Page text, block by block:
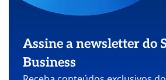
Assine a newsletter do
Business